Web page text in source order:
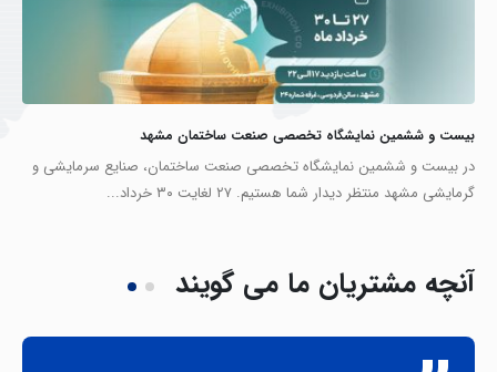
بیست و ششمین نمایشگاه تخصصی صنعت ساختمان مشهد
در بیست و ششمین نمایشگاه تخصصی صنعت ساختمان، صنایع سرمایشی و
گرمایشی مشهد منتظر دیدار شما هستیم. ۲۷ لغایت ۳۰ خرداد...
آنچه مشتریان ما می گویند